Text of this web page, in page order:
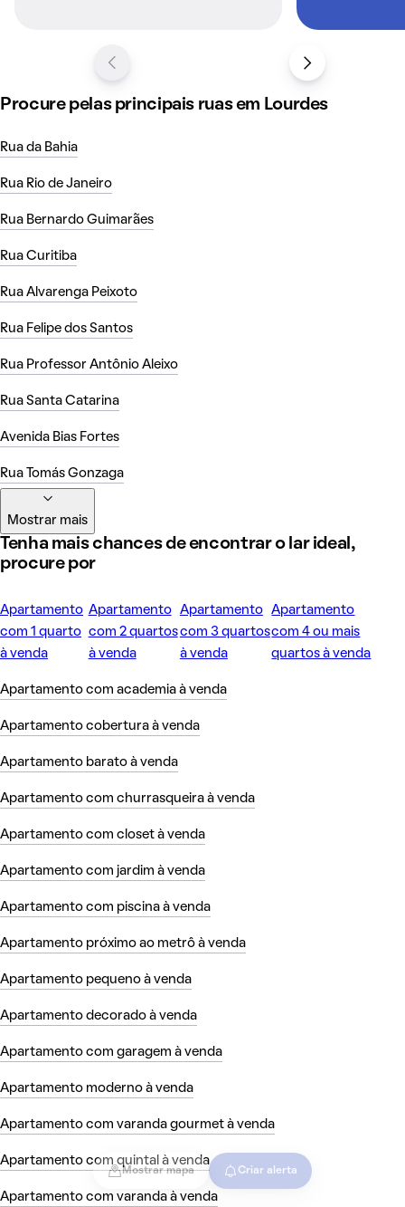
Mostrar mapa Criar alerta
Procure pelas principais ruas em Lourdes
Rua da Bahia
Rua Rio de Janeiro
Rua Bernardo Guimarães
Rua Curitiba
Rua Alvarenga Peixoto
Rua Felipe dos Santos
Rua Professor Antônio Aleixo
Rua Santa Catarina
Avenida Bias Fortes
Rua Tomás Gonzaga
Mostrar mais
Tenha mais chances de encontrar o lar ideal,
procure por
Apartamento
com 1 quarto
à venda
Apartamento
com 2 quartos
à venda
Apartamento
com 3 quartos
à venda
Apartamento
com 4 ou mais
quartos à venda
Apartamento com academia à venda
Apartamento cobertura à venda
Apartamento barato à venda
Apartamento com churrasqueira à venda
Apartamento com closet à venda
Apartamento com jardim à venda
Apartamento com piscina à venda
Apartamento próximo ao metrô à venda
Apartamento pequeno à venda
Apartamento decorado à venda
Apartamento com garagem à venda
Apartamento moderno à venda
Apartamento com varanda gourmet à venda
Apartamento com quintal à venda
Apartamento com varanda à venda